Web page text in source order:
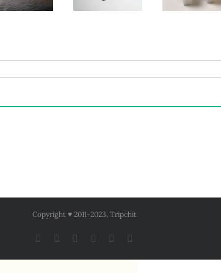
одежда
совместимых
обзор и тест
Copyright ♥ 2011-2023, Tripchit
Facebook InstagramPinterestYouTube